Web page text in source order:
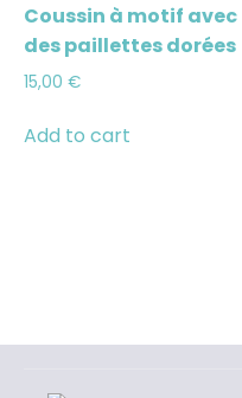
Coussin à motif avec
des paillettes dorées
15,00 €
Add to cart